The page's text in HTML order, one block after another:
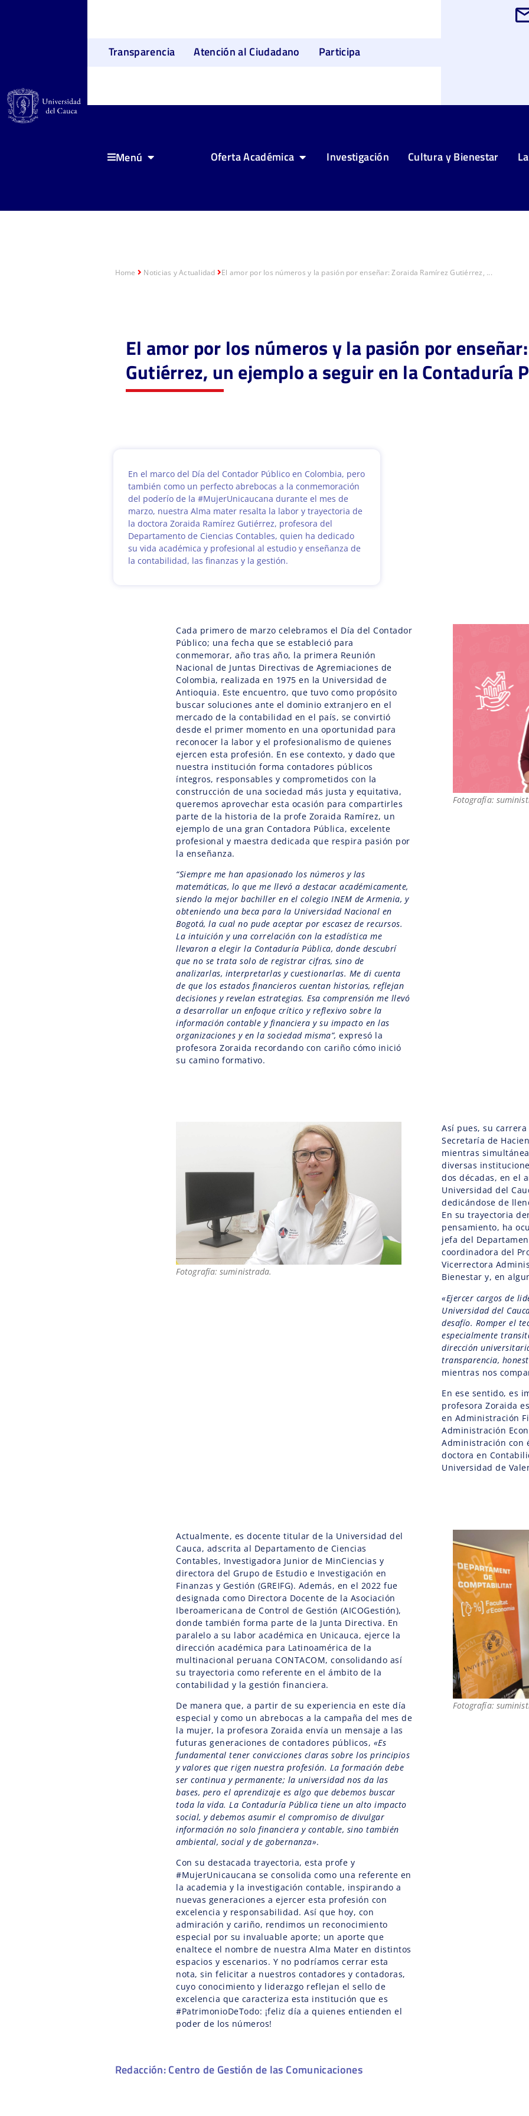
Transparencia Atención al Ciudadano Participa
Menú Oferta Académica Investigación Cultura y Bienestar
Home Noticias y Actualidad El amor por los números y la pasión por enseñar: Zoraida Ramírez Gutiérrez, ...
El amor por los números y la pasión por
Gutiérrez, un ejemplo a seguir en la Contaduría
En el marco del Día del Contador Público en Colombia, pero
también como un perfecto abrebocas a la conmemoración
del poderío de la #MujerUnicaucana durante el mes de
marzo, nuestra Alma mater resalta la labor y trayectoria de
la doctora Zoraida Ramírez Gutiérrez, profesora del
Departamento de Ciencias Contables, quien ha dedicado
su vida académica y profesional al estudio y enseñanza de
la contabilidad, las finanzas y la gestión.
Cada primero de marzo celebramos el Día del Contador
Público; una fecha que se estableció para
conmemorar, año tras año, la primera Reunión
Nacional de Juntas Directivas de Agremiaciones de
Colombia, realizada en 1975 en la Universidad de
Antioquia. Este encuentro, que tuvo como propósito
buscar soluciones ante el dominio extranjero en el
mercado de la contabilidad en el país, se convirtió
desde el primer momento en una oportunidad para
reconocer la labor y el profesionalismo de quienes
ejercen esta profesión. En ese contexto, y dado que
nuestra institución forma contadores públicos
íntegros, responsables y comprometidos con la
construcción de una sociedad más justa y equitativa,
queremos aprovechar esta ocasión para compartirles
parte de la historia de la profe Zoraida Ramírez, un
ejemplo de una gran Contadora Pública, excelente
profesional y maestra dedicada que respira pasión por
la enseñanza.
“Siempre me han apasionado los números y las
matemáticas, lo que me llevó a destacar académicamente,
siendo la mejor bachiller en el colegio INEM de Armenia, y
obteniendo una beca para la Universidad Nacional en
Bogotá, la cual no pude aceptar por escasez de recursos.
La intuición y una correlación con la estadística me
llevaron a elegir la Contaduría Pública, donde descubrí
que no se trata solo de registrar cifras, sino de
analizarlas, interpretarlas y cuestionarlas. Me di cuenta
de que los estados financieros cuentan historias, reflejan
decisiones y revelan estrategias. Esa comprensión me llevó
a desarrollar un enfoque crítico y reflexivo sobre la
información contable y financiera y su impacto en las
organizaciones y en la sociedad misma”, expresó la
profesora Zoraida recordando con cariño cómo inició
su camino formativo.
Fotografía:
Fotografía: suministrada.
Así pues, su
Secretaría de
mientras
diversas
dos décadas, en el
Universidad del
dedicándose de
En su trayectoria
pensamiento, ha
jefa del
coordinadora del
Vicerrectora
Bienestar y, en
«Ejercer cargos de
Universidad del
desafío. Romper el
especialmente
dirección
transparencia,
mientras nos
En ese sentido, es
profesora Zoraida
en Administración
Administración
Administración con
doctora en
Universidad de
Actualmente, es docente titular de la Universidad del
Cauca, adscrita al Departamento de Ciencias
Contables, Investigadora Junior de MinCiencias y
directora del Grupo de Estudio e Investigación en
Finanzas y Gestión (GREIFG). Además, en el 2022 fue
designada como Directora Docente de la Asociación
Iberoamericana de Control de Gestión (AICOGestión),
donde también forma parte de la Junta Directiva. En
paralelo a su labor académica en Unicauca, ejerce la
dirección académica para Latinoamérica de la
multinacional peruana CONTACOM, consolidando así
su trayectoria como referente en el ámbito de la
contabilidad y la gestión financiera.
De manera que, a partir de su experiencia en este día
especial y como un abrebocas a la campaña del mes de
la mujer, la profesora Zoraida envía un mensaje a las
futuras generaciones de contadores públicos, «Es
fundamental tener convicciones claras sobre los principios
y valores que rigen nuestra profesión. La formación debe
ser continua y permanente; la universidad nos da las
bases, pero el aprendizaje es algo que debemos buscar
toda la vida. La Contaduría Pública tiene un alto impacto
social, y debemos asumir el compromiso de divulgar
información no solo financiera y contable, sino también
ambiental, social y de gobernanza».
Con su destacada trayectoria, esta profe y
#MujerUnicaucana se consolida como una referente en
la academia y la investigación contable, inspirando a
nuevas generaciones a ejercer esta profesión con
excelencia y responsabilidad. Así que hoy, con
admiración y cariño, rendimos un reconocimiento
especial por su invaluable aporte; un aporte que
enaltece el nombre de nuestra Alma Mater en distintos
espacios y escenarios. Y no podríamos cerrar esta
nota, sin felicitar a nuestros contadores y contadoras,
cuyo conocimiento y liderazgo reflejan el sello de
excelencia que caracteriza esta institución que es
#PatrimonioDeTodo: ¡feliz día a quienes entienden el
poder de los números!
Fotografía:
Redacción: Centro de Gestión de las Comunicaciones